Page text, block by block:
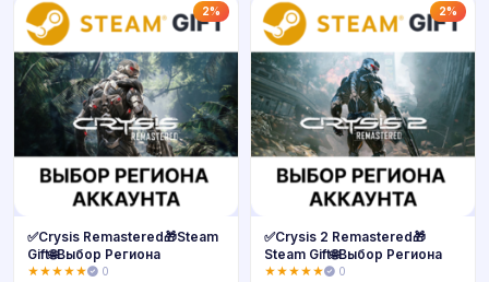
2%
✅Crysis Remastered🎁Steam
Gift🌐Выбор Региона
★★★★★ 0
2%
✅Crysis 2 Remastered🎁
Steam Gift🌐Выбор Региона
★★★★★ 0